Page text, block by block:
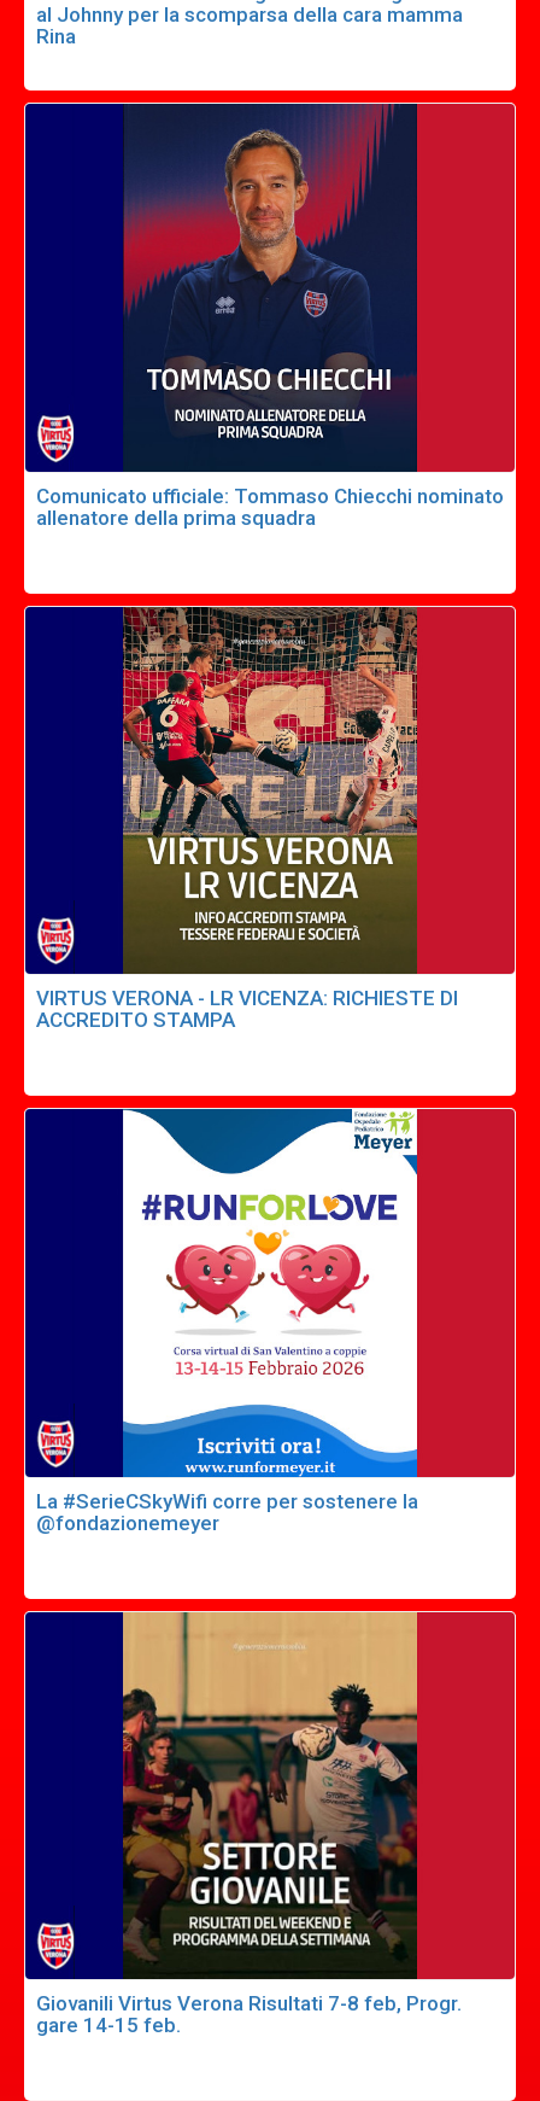
al Johnny per la scomparsa della cara mamma
Rina
Comunicato ufficiale: Tommaso Chiecchi nominato
allenatore della prima squadra
VIRTUS VERONA - LR VICENZA: RICHIESTE DI
ACCREDITO STAMPA
La #SerieCSkyWifi corre per sostenere la
@fondazionemeyer
Giovanili Virtus Verona Risultati 7-8 feb, Progr.
gare 14-15 feb.